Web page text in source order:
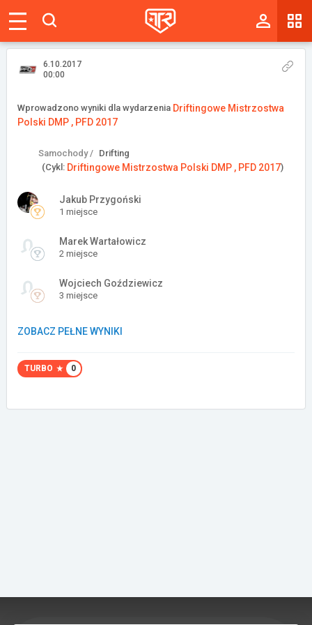
Tablica
Blogi
Galerie
Wydarzenia
Giełda
Ranking
Zaloguj się
Załóż konto
6.10.2017
00:00
Wprowadzono wyniki dla wydarzenia Driftingowe Mistrzostwa
Polski DMP , PFD 2017
Samochody / Drifting
(Cykl: Driftingowe Mistrzostwa Polski DMP , PFD 2017)
Jakub Przygoński
1 miejsce
Marek Wartałowicz
2 miejsce
Wojciech Goździewicz
3 miejsce
ZOBACZ PEŁNE WYNIKI
TURBO 0